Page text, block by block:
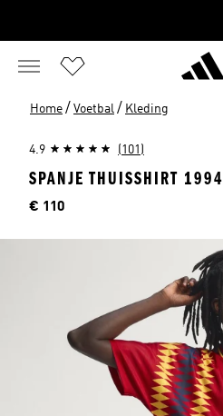
Home / Voetbal / Kleding
4.9 (101)
SPANJE THUISSHIRT 1994
Price
€ 110